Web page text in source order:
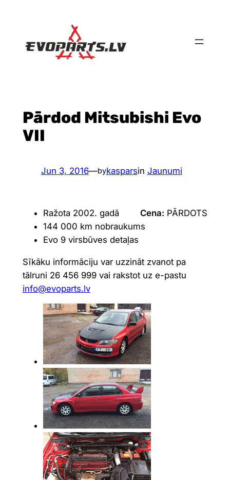
Pārdod Mitsubishi Evo
VII
Jun 3, 2016—bykasparsin Jaunumi
Cena: PĀRDOTS
Ražota 2002. gadā
144 000 km nobraukums
Evo 9 virsbūves detaļas
Sīkāku informāciju var uzzināt zvanot pa
tālruni 26 456 999 vai rakstot uz e-pastu
info@evoparts.lv